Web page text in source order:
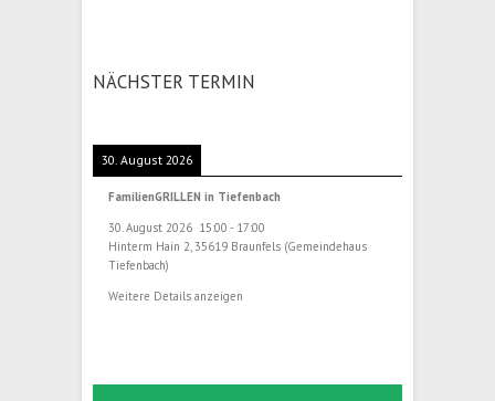
NÄCHSTER TERMIN
30. August 2026
FamilienGRILLEN in Tiefenbach
30. August 2026 15:00 - 17:00
Hinterm Hain 2, 35619 Braunfels (Gemeindehaus
Tiefenbach)
Weitere Details anzeigen